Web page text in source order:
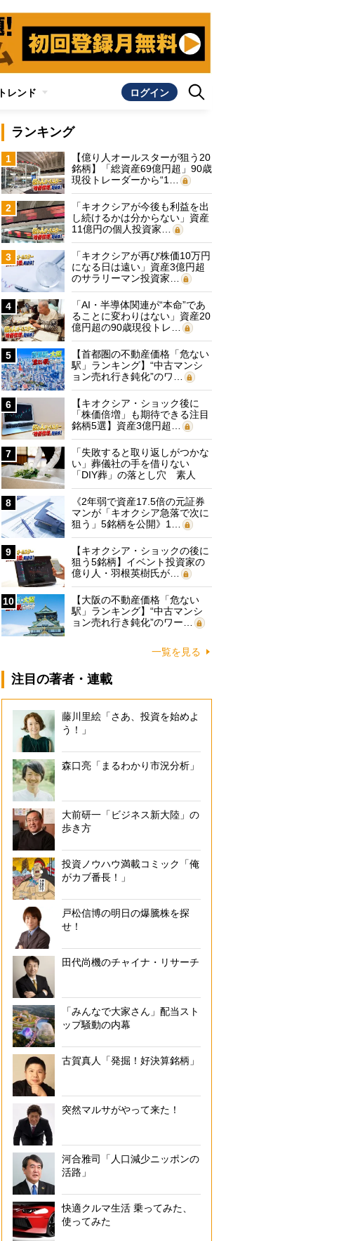
トレンド ログイン
ランキング
1
【億り人オールスターが狙う20
銘柄】「総資産69億円超」90歳
現役トレーダーから“1…
2
「キオクシアが今後も利益を出
し続けるかは分からない」資産
11億円の個人投資家…
3
「キオクシアが再び株価10万円
になる日は遠い」資産3億円超
のサラリーマン投資家…
4
「AI・半導体関連が“本命”であ
ることに変わりはない」資産20
億円超の90歳現役トレ…
5
【首都圏の不動産価格「危ない
駅」ランキング】“中古マンシ
ョン売れ行き鈍化”のワ…
6
【キオクシア・ショック後に
「株価倍増」も期待できる注目
銘柄5選】資産3億円超…
7
「失敗すると取り返しがつかな
い」葬儀社の手を借りない
「DIY葬」の落とし穴 素人
に…
8
《2年弱で資産17.5倍の元証券
マンが「キオクシア急落で次に
狙う」5銘柄を公開》1…
9
【キオクシア・ショックの後に
狙う5銘柄】イベント投資家の
億り人・羽根英樹氏が…
10
【大阪の不動産価格「危ない
駅」ランキング】“中古マンシ
ョン売れ行き鈍化”のワー…
一覧を見る
注目の著者・連載
藤川里絵「さあ、投資を始めよ
う！」
森口亮「まるわかり市況分析」
大前研一「ビジネス新大陸」の
歩き方
投資ノウハウ満載コミック「俺
がカブ番長！」
戸松信博の明日の爆騰株を探
せ！
田代尚機のチャイナ・リサーチ
「みんなで大家さん」配当スト
ップ騒動の内幕
古賀真人「発掘！好決算銘柄」
突然マルサがやって来た！
河合雅司「人口減少ニッポンの
活路」
快適クルマ生活 乗ってみた、
使ってみた